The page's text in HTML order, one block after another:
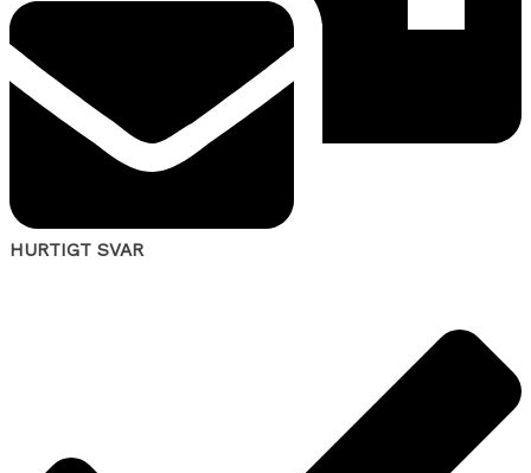
HURTIGT SVAR